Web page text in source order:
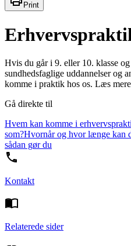
Print
Hvis du går i 9. eller 10. klasse
sundhedsfaglige uddannelser og
komme i praktik hos os. Læs
Gå direkte til
Hvem kan komme i
som?Hvornår og hvor længe kan
sådan gør du
Kontakt
Relaterede sider